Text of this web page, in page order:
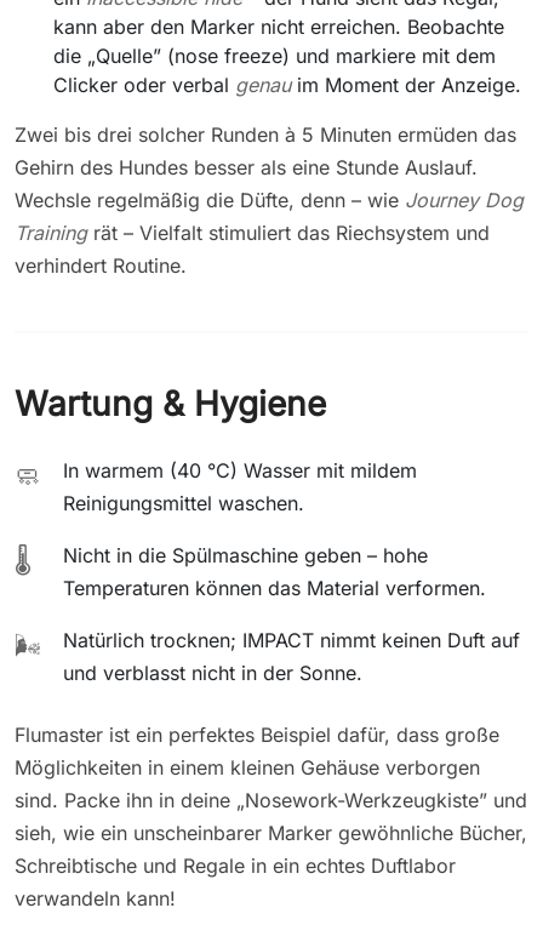
kann aber den Marker nicht erreichen. Beobachte
die „Quelle” (nose freeze) und markiere mit dem
Clicker oder verbal genauim Moment der Anzeige.
Zwei bis drei solcher Runden à 5 Minuten ermüden das
Gehirn des Hundes besser als eine Stunde Auslauf.
Wechsle regelmäßig die Düfte, denn – wie Journey Dog
Trainingrät – Vielfalt stimuliert das Riechsystem und
verhindert Routine.
Wartung & Hygiene
🧼
In warmem (40 °C) Wasser mit mildem
Reinigungsmittel waschen.
🌡️
Nicht in die Spülmaschine geben – hohe
Temperaturen können das Material verformen.
🌬️
Natürlich trocknen; IMPACT nimmt keinen Duft auf
und verblasst nicht in der Sonne.
Flumaster ist ein perfektes Beispiel dafür, dass große
Möglichkeiten in einem kleinen Gehäuse verborgen
sind. Packe ihn in deine „Nosework-Werkzeugkiste” und
sieh, wie ein unscheinbarer Marker gewöhnliche Bücher,
Schreibtische und Regale in ein echtes Duftlabor
verwandeln kann!